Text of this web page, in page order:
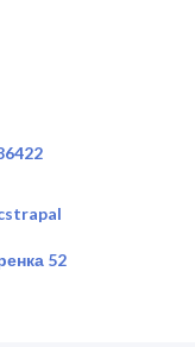
52